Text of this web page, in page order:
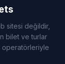
sitesi değildir,
bilet ve turlar
operatörleriyle